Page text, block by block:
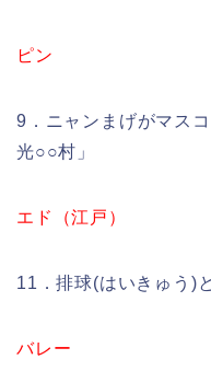
ピン
9．ニャンまげがマス
光○○村」
エド（江戸）
11．排球(はいきゅう)
バレー